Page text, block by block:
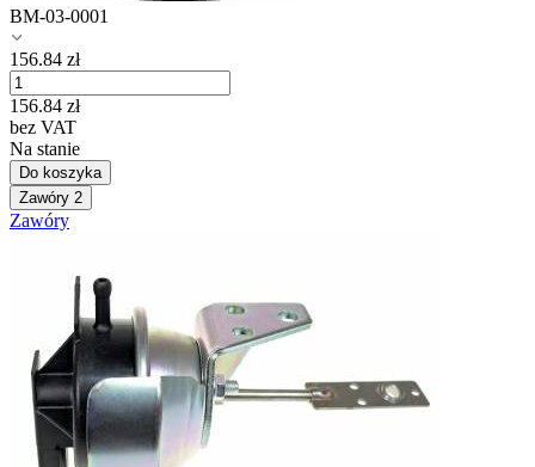
BM-03-0001
156.84 zł
156.84 zł
bez VAT
Na stanie
Do koszyka
Zawóry 2
Zawóry